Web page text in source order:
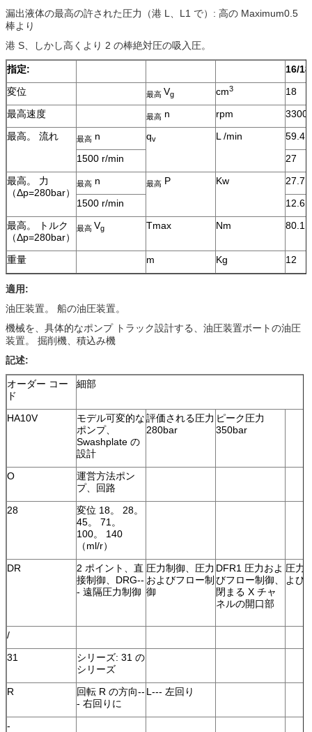
漏出液体の最高の許された圧力（港 L、L1 で）: 高の Maximum0.5
棒より
港 S、しかし高くより 2 の棒絶対圧の吸入圧。
指定:
16/18
変位
最高 Vg cm3
18
最高速度
最高 n rpm
3300
最高。 流れ
最高 n qv L /min
59.4
1500 r/min
27
最高。 力
（Δp=280bar）
最高 n 最高 P Kw
27.7
1500 r/min
12.6
最高。 トルク
（Δp=280bar）
最高 Vg Tmax Nm 80.1
重量 m Kg 12
適用:
油圧装置。 船の油圧装置。
機械を、具体的なポンプ トラック設計する、油圧装置ボートの油圧
装置。 掘削機、積込み機
記述:
オーダー コー
ド
細部
HA10V
モデル可変的な
ポンプ、
Swashplate の
設計
評価される圧力
280bar
ピーク圧力
350bar
O
運営方法ポン
プ、回路
28
変位 18。 28。
45。 71。
100。 140
（ml/r）
DR
2 ポイント、直
接制御、DRG--
- 遠隔圧力制御
圧力制御、圧力
およびフロー制
御
DFR1 圧力およ
びフロー制御、
閉まる X チャ
ネルの開口部
圧力
よび
/
31
シリーズ: 31 の
シリーズ
R
回転 R の方向--
- 右回りに
L--- 左回り
-